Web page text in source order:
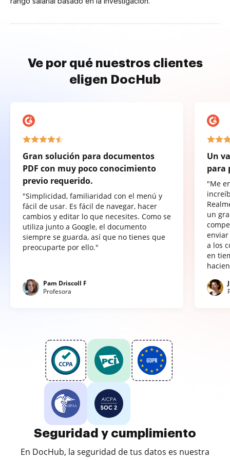
Ve por qué nuestros clientes
eligen DocHub
Gran solución para documentos
PDF con muy poco conocimiento
previo requerido.
"Simplicidad, familiaridad con el menú y
fácil de usar. Es fácil de navegar, hacer
cambios y editar lo que necesites. Como se
utiliza junto a Google, el documento
siempre se guarda, así que no tienes que
preocuparte por ello."
Pam Driscoll F
Profesora
Un
para
"Me
un
a los
en
Seguridad y cumplimiento
En DocHub, la seguridad de tus datos es nuestra